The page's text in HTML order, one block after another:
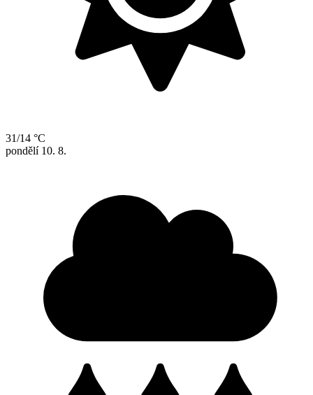
31/14 °C
pondělí 10. 8.